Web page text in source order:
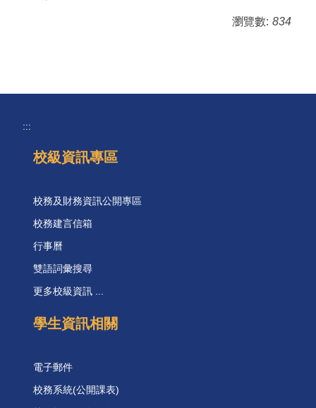
瀏覽數: 834
:::
校級資訊專區
校務及財務資訊公開專區
校務建言信箱
行事曆
雙語詞彙搜尋
更多校級資訊 ...
學生資訊相關
電子郵件
校務系統(公開課表)